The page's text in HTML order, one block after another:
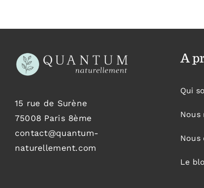
15 rue de Surène
75008 Paris 8ème
contact@quantum-
naturellement.com
A
Qui
Nous
Nous
Le